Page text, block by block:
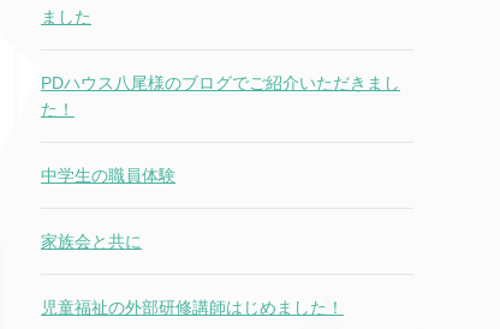
ました
PDハウス八尾様のブログでご紹介いただきまし
た！
中学生の職員体験
家族会と共に
児童福祉の外部研修講師はじめました！